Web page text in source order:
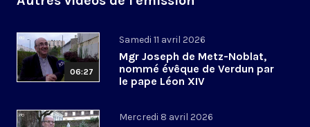
06:27
Samedi 11 avril 2026
Mgr Joseph de Metz-Noblat,
nommé évêque de Verdun par
le pape Léon XIV
Mercredi 8 avril 2026